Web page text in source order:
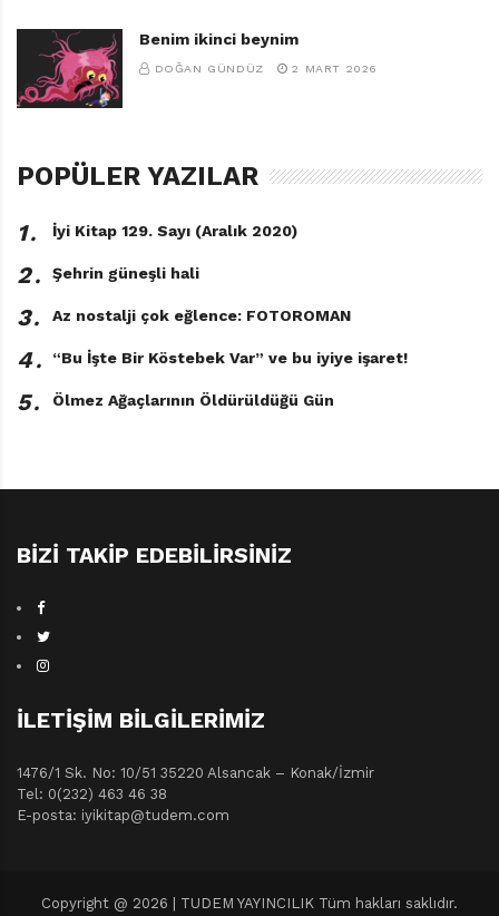
Benim ikinci beynim
DOĞAN GÜNDÜZ 2 MART 2026
POPÜLER YAZILAR
1․ İyi Kitap 129. Sayı (Aralık 2020)
2․ Şehrin güneşli hali
3․ Az nostalji çok eğlence: FOTOROMAN
4․ “Bu İşte Bir Köstebek Var” ve bu iyiye işaret!
5․ Ölmez Ağaçlarının Öldürüldüğü Gün
BIZI TAKIP EDEBILIRSINIZ
İLETIŞIM BILGILERIMIZ
1476/1 Sk. No: 10/51 35220 Alsancak – Konak/İzmir
Tel: 0(232) 463 46 38
E-posta: iyikitap@tudem.com
Copyright @ 2026 | TUDEM YAYINCILIK Tüm hakları saklıdır.